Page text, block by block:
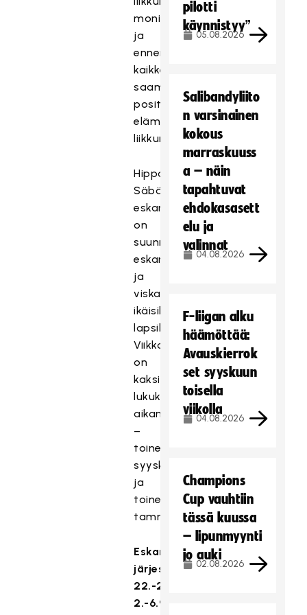
monipuolisesti
ja
ennen
kaikkea
saamaan
positiivisia
elämyksiä
liikkumisesta.
Hippo
Säbäkipinän
eskariviikot
on
suunnattu
eskari-
ja
viskari-
ikäisille
lapsille.
Viikkoja
on
kaksi
lukukauden
aikana
–
toinen
syyskuussa
ja
toinen
tammikuussa.
Eskariviikot
järjestetään:
22.-26.1.2024
2.-6.9.2024.
pilotti
käynnistyy”
05.08.2026
Salibandyliito
n varsinainen
kokous
marraskuuss
a – näin
tapahtuvat
ehdokasasett
elu ja
valinnat
04.08.2026
F-liigan alku
häämöttää:
Avauskierrok
set syyskuun
toisella
viikolla
04.08.2026
Champions
Cup vauhtiin
tässä kuussa
– lipunmyynti
jo auki
02.08.2026